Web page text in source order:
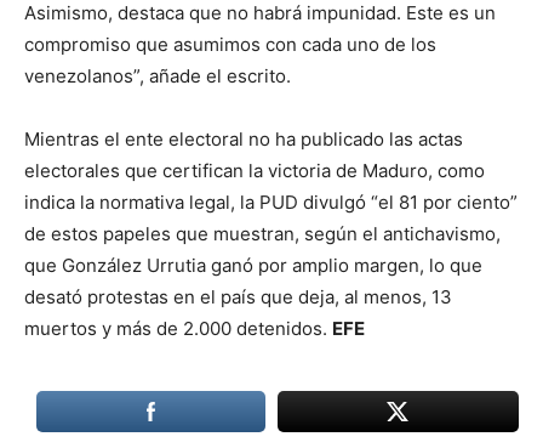
Asimismo, destaca que no habrá impunidad. Este es un
compromiso que asumimos con cada uno de los
venezolanos”, añade el escrito.
Mientras el ente electoral no ha publicado las actas
electorales que certifican la victoria de Maduro, como
indica la normativa legal, la PUD divulgó “el 81 por ciento”
de estos papeles que muestran, según el antichavismo,
que González Urrutia ganó por amplio margen, lo que
desató protestas en el país que deja, al menos, 13
muertos y más de 2.000 detenidos. EFE